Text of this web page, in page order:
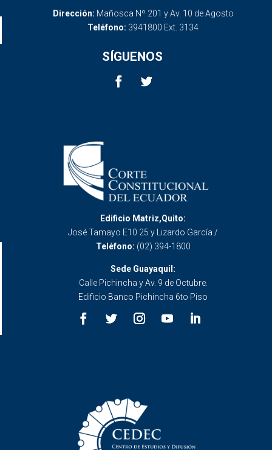
Dirección: Mañosca Nº 201 y Av. 10 de Agosto
Teléfono: 3941800 Ext. 3134
SÍGUENOS
Edificio Matriz,Quito:
José Tamayo E10 25 y Lizardo García /
Teléfono: (02) 394-1800
Sede Guayaquil:
Calle Pichincha y Av. 9 de Octubre.
Edificio Banco Pichincha 6to Piso